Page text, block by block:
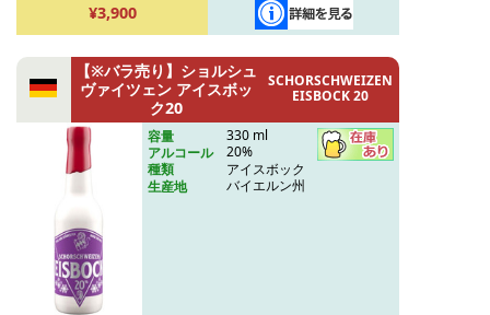
¥3,900
【※バラ売り】ショルシュ
ヴァイツェン アイスボッ
ク20
SCHORSCHWEIZEN
EISBOCK 20
容量
330 ml
アルコール
20%
種類
アイスボック
生産地
バイエルン州